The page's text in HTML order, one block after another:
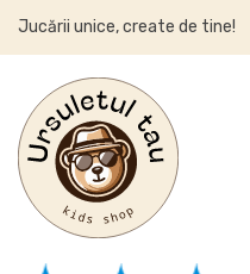
Jucării unice, create de tine!